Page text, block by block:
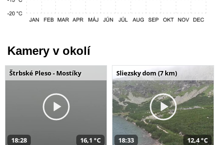
Kamery v okolí
Štrbské Pleso - Mostíky
18:28 16,1 °C
Sliezsky dom (7 km)
18:33 12,4 °C